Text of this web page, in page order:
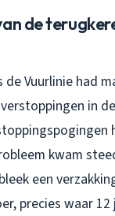
de
de Vuurlinie had
in
kwam
een
precies waar 12